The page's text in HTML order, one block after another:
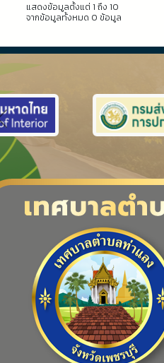
แสดงข้อมูลตั้งแต่ 1 ถึง 10
จากข้อมูลทั้งหมด 0 ข้อมูล
Previous